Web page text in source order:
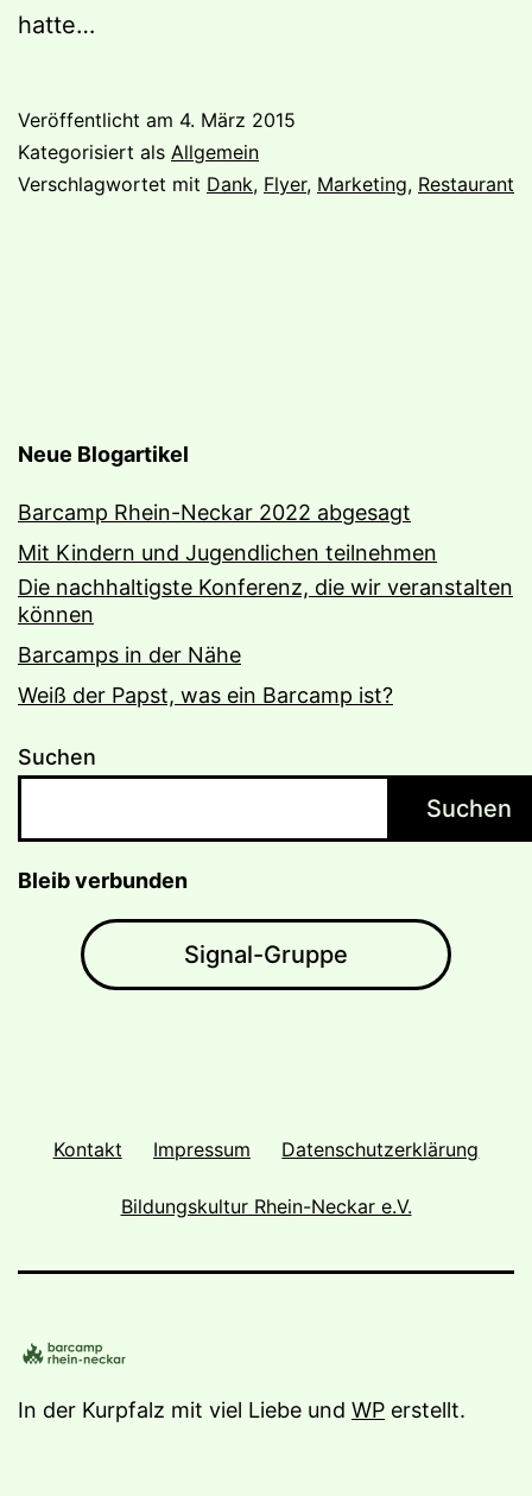
hatte…
Veröffentlicht am 4. März 2015
Kategorisiert als Allgemein
Verschlagwortet mit Dank, Flyer, Marketing, Restaurant
Neue Blogartikel
Barcamp Rhein-Neckar 2022 abgesagt
Mit Kindern und Jugendlichen teilnehmen
Die nachhaltigste Konferenz, die wir veranstalten
können
Barcamps in der Nähe
Weiß der Papst, was ein Barcamp ist?
Suchen
Suchen
Bleib verbunden
Signal-Gruppe
Kontakt Impressum Datenschutzerklärung
Bildungskultur Rhein-Neckar e.V.
In der Kurpfalz mit viel Liebe und WP erstellt.